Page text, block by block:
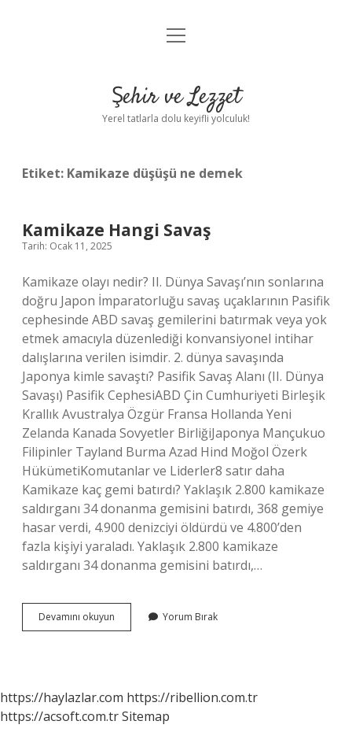
Anasayfa
Yasal Uyarı
menüyü
Şehir ve Lezzet
Yerel tatlarla dolu keyifli yolculuk!
Etiket: Kamikaze düşüşü ne demek
Kamikaze Hangi Savaş
Tarih: Ocak 11, 2025
Kamikaze olayı nedir? II. Dünya Savaşı’nın sonlarına
doğru Japon İmparatorluğu savaş uçaklarının Pasifik
cephesinde ABD savaş gemilerini batırmak veya yok
etmek amacıyla düzenlediği konvansiyonel intihar
dalışlarına verilen isimdir. 2. dünya savaşında
Japonya kimle savaştı? Pasifik Savaş Alanı (II. Dünya
Savaşı) Pasifik CephesiABD Çin Cumhuriyeti Birleşik
Krallık Avustralya Özgür Fransa Hollanda Yeni
Zelanda Kanada Sovyetler BirliğiJaponya Mançukuo
Filipinler Tayland Burma Azad Hind Moğol Özerk
HükümetiKomutanlar ve Liderler8 satır daha
Kamikaze kaç gemi batırdı? Yaklaşık 2.800 kamikaze
saldırganı 34 donanma gemisini batırdı, 368 gemiye
hasar verdi, 4.900 denizciyi öldürdü ve 4.800’den
fazla kişiyi yaraladı. Yaklaşık 2.800 kamikaze
saldırganı 34 donanma gemisini batırdı,…
Devamını okuyun Kamikaze
Hangi
Yorum Bırak
https://haylazlar.com https://ribellion.com.tr
https://acsoft.com.trSitemap